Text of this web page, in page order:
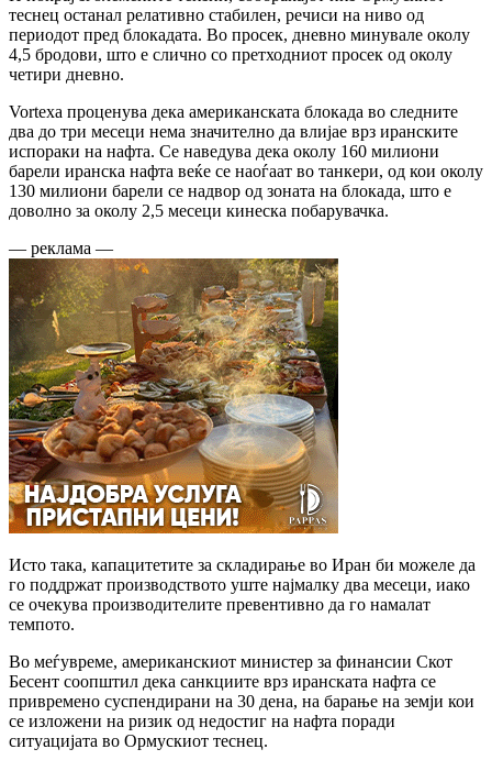
теснец останал релативно стабилен, речиси на ниво од
периодот пред блокадата. Во просек, дневно минувале околу
4,5 бродови, што е слично со претходниот просек од околу
четири дневно.
Vortexa проценува дека американската блокада во следните
два до три месеци нема значително да влијае врз иранските
испораки на нафта. Се наведува дека околу 160 милиони
барели иранска нафта веќе се наоѓаат во танкери, од кои околу
130 милиони барели се надвор од зоната на блокада, што е
доволно за околу 2,5 месеци кинеска побарувачка.
— реклама —
Исто така, капацитетите за складирање во Иран би можеле да
го поддржат производството уште најмалку два месеци, иако
се очекува производителите превентивно да го намалат
темпото.
Во меѓувреме, американскиот министер за финансии Скот
Бесент соопштил дека санкциите врз иранската нафта се
привремено суспендирани на 30 дена, на барање на земји кои
се изложени на ризик од недостиг на нафта поради
ситуацијата во Ормускиот теснец.